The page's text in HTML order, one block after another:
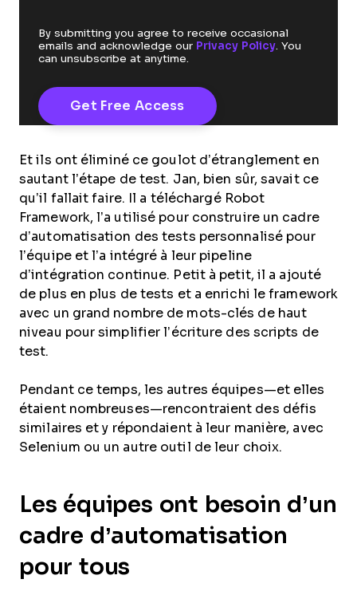
By submitting you agree to receive occasional
emails and acknowledge our Privacy Policy. You
can unsubscribe at anytime.
Et ils ont éliminé ce goulot d’étranglement en
sautant l’étape de test. Jan, bien sûr, savait ce
qu’il fallait faire. Il a téléchargé Robot
Framework, l’a utilisé pour construire un cadre
d’automatisation des tests personnalisé pour
l’équipe et l’a intégré à leur pipeline
d’intégration continue. Petit à petit, il a ajouté
de plus en plus de tests et a enrichi le framework
avec un grand nombre de mots-clés de haut
niveau pour simplifier l’écriture des scripts de
test.
Pendant ce temps, les autres équipes—et elles
étaient nombreuses—rencontraient des défis
similaires et y répondaient à leur manière, avec
Selenium ou un autre outil de leur choix.
Les équipes ont besoin d’un
cadre d’automatisation
pour tous